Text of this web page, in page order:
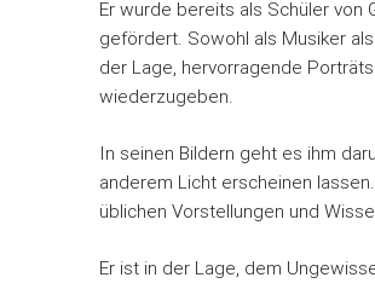
Er wurde bereits als Schüler von
gefördert. Sowohl als Musiker
der Lage, hervorragende
wiederzugeben.
In seinen Bildern geht es ihm
anderem Licht erscheinen
üblichen Vorstellungen und
Er ist in der Lage, dem